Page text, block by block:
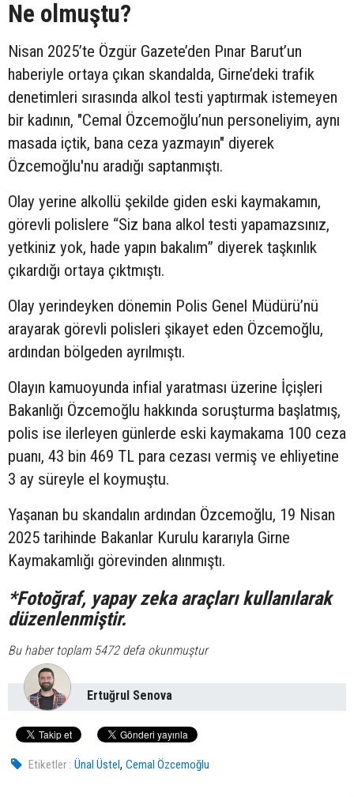
Ne olmuştu?
Nisan 2025’te Özgür Gazete’den Pınar Barut’un
haberiyle ortaya çıkan skandalda, Girne’deki trafik
denetimleri sırasında alkol testi yaptırmak istemeyen
bir kadının, "Cemal Özcemoğlu’nun personeliyim, aynı
masada içtik, bana ceza yazmayın" diyerek
Özcemoğlu'nu aradığı saptanmıştı.
Olay yerine alkollü şekilde giden eski kaymakamın,
görevli polislere “Siz bana alkol testi yapamazsınız,
yetkiniz yok, hade yapın bakalım” diyerek taşkınlık
çıkardığı ortaya çıktmıştı.
Olay yerindeyken dönemin Polis Genel Müdürü’nü
arayarak görevli polisleri şikayet eden Özcemoğlu,
ardından bölgeden ayrılmıştı.
Olayın kamuoyunda infial yaratması üzerine İçişleri
Bakanlığı Özcemoğlu hakkında soruşturma başlatmış,
polis ise ilerleyen günlerde eski kaymakama 100 ceza
puanı, 43 bin 469 TL para cezası vermiş ve ehliyetine
3 ay süreyle el koymuştu.
Yaşanan bu skandalın ardından Özcemoğlu, 19 Nisan
2025 tarihinde Bakanlar Kurulu kararıyla Girne
Kaymakamlığı görevinden alınmıştı.
*Fotoğraf, yapay zeka araçları kullanılarak
düzenlenmiştir.
Bu haber toplam 5472 defa okunmuştur
Ertuğrul Senova
Etiketler : Ünal Üstel,Cemal Özcemoğlu